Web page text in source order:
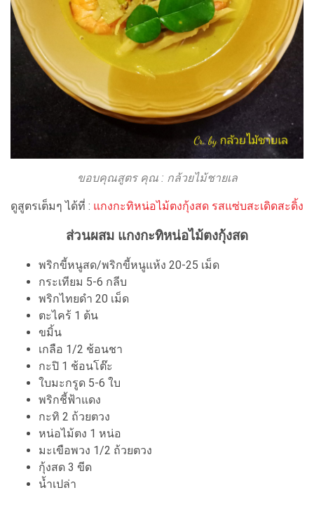
ขอบคุณสูตร คุณ : กล้วยไม้ชายเล
ดูสูตรเต็มๆ ได้ที่ : แกงกะทิหน่อไม้ตงกุ้งสด รสแซ่บสะเดิดสะดิ้ง
ส่วนผสม แกงกะทิหน่อไม้ตงกุ้งสด
พริกขี้หนูสด/พริกขี้หนูแห้ง 20-25 เม็ด
กระเทียม 5-6 กลีบ
พริกไทยดำ 20 เม็ด
ตะไคร้ 1 ต้น
ขมิ้น
เกลือ 1/2 ช้อนชา
กะปิ 1 ช้อนโต๊ะ
ใบมะกรูด 5-6 ใบ
พริกชี้ฟ้าแดง
กะทิ 2 ถ้วยตวง
หน่อไม้ตง 1 หน่อ
มะเขือพวง 1/2 ถ้วยตวง
กุ้งสด 3 ขีด
น้ำเปล่า